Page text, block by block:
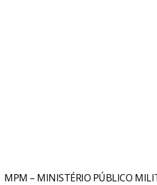
MPM – MINISTÉRIO PÚBLICO